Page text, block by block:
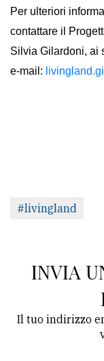
Per ulteriori
contattare il
Silvia Gilardoni, ai
e-mail:
#livingland
INVIA
Il tuo indirizzo